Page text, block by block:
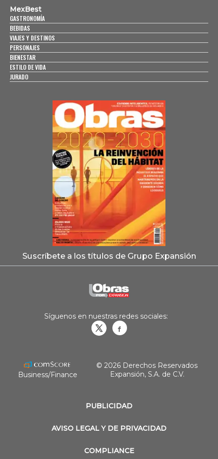
MexBest
GASTRONOMÍA
BEBIDAS
VIAJES Y DESTINOS
PERSONAJES
BIENESTAR
ESTILO DE VIDA
JURADO
Suscríbete a los títulos de Grupo Expansión
PUBLICIDAD
AVISO LEGAL Y DE PRIVACIDAD
COMPLIANCE
Síguenos en nuestras redes sociales:
Business/Finance
© 2026 Derechos Reservados
Expansión, S.A. de C.V.